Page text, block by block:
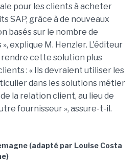
pour les clients à acheter
SAP, grâce à de nouveaux
basés sur le nombre de
explique M. Henzler. L'éditeur
cette solution plus
: « Ils devraient utiliser les
dans les solutions métier
la relation client, au lieu de
fournisseur », assure-t-il.
(adapté par Louise Costa